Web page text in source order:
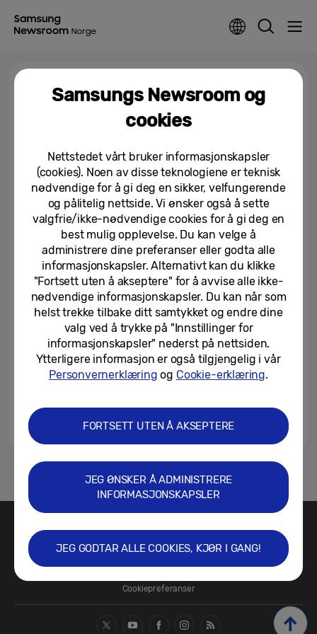
Tag >Galaxy FE
Samsung starter utrulling av One
enheter
15/09/2025
Samsung annonserer offisiell
lansering av One UI 7 fra 10. april
19/03/2025
Galaxy S24-serien utvides med
S24 FE: En premium opplevelse
til rimeligere pris, som gjør...
Kontakt oss
SAMSUNG.NO
Cookiepreferanser
Samsungs Newsroom og
cookies
Nettstedet vårt bruker informasjonskapsler
(cookies). Noen av disse teknologiene er teknisk
nødvendige for å gi deg en sikker, velfungerende
og pålitelig nettside. Vi ønsker også å sette
valgfrie/ikke-nødvendige cookies for å gi deg en
best mulig opplevelse. Du kan velge å
administrere dine preferanser eller godta alle
informasjonskapsler. Alternativt kan du klikke
"Fortsett uten å akseptere" for å avvise alle ikke-
nødvendige informasjonskapsler. Du kan når som
helst trekke tilbake ditt samtykket og endre dine
valg ved å trykke på "Innstillinger for
informasjonskapsler" nederst på nettsiden.
Ytterligere informasjon er også tilgjengelig i vår
Personvernerklæring og Cookie-erklæring.
FORTSETT UTEN Å AKSEPTERE
JEG ØNSKER Å ADMINISTRERE
INFORMASJONSKAPSLER
JEG GODTAR ALLE COOKIES, KJØR I GANG!